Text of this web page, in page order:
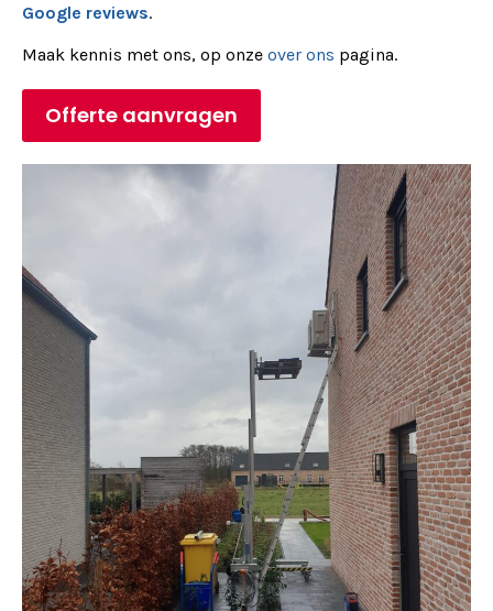
Google reviews.
Maak kennis met ons, op onze over ons pagina.
Offerte aanvragen